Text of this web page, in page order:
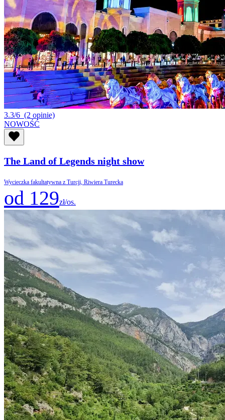
3.3/6 (2 opinie)
NOWOŚĆ
The Land of Legends night show
Wycieczka fakultatywna z Turcji, Riwiera Turecka
od 129zł/os.